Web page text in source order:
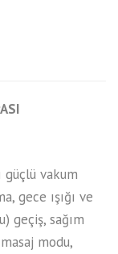
vakum
gece ışığı ve
geçiş, sağım
modu,